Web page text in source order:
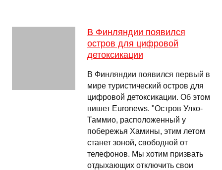
В Финляндии появился
остров для цифровой
детоксикации
В Финляндии появился первый в
мире туристический остров для
цифровой детоксикации. Об этом
пишет Еuronews. "Остров Улко-
Таммио, расположенный у
побережья Хамины, этим летом
станет зоной, свободной от
телефонов. Мы хотим призвать
отдыхающих отключить свои